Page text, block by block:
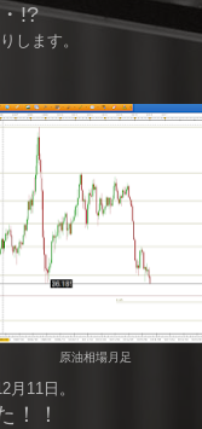
!?
します。
原油相場月足
月11日。
！！